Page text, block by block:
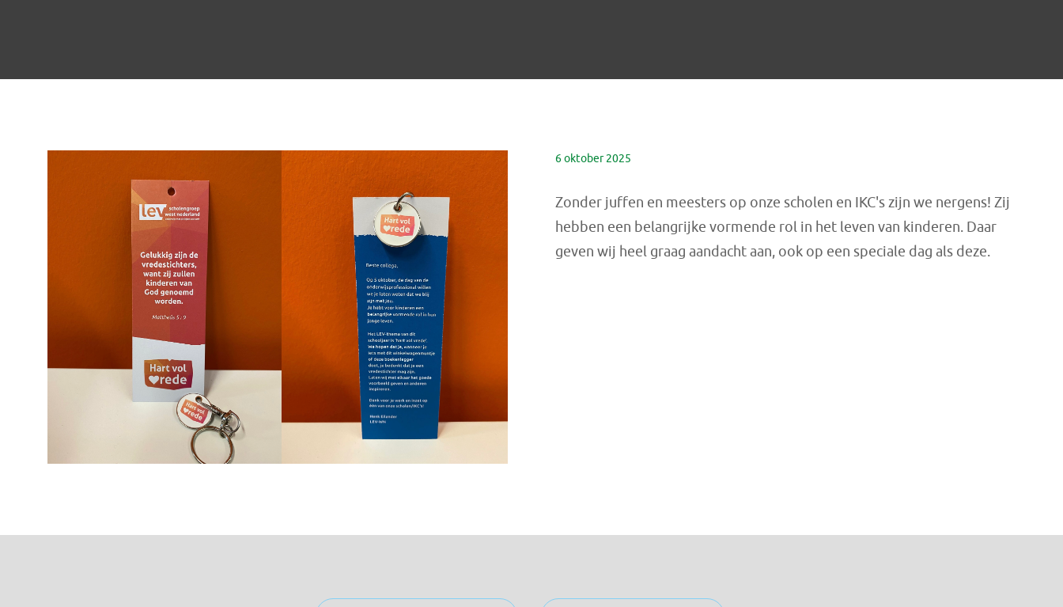
6 oktober 2025
Zonder juffen en meesters op onze scholen en IKC's zijn we nergens! Zij
hebben een belangrijke vormende rol in het leven van kinderen. Daar
geven wij heel graag aandacht aan, ook op een speciale dag als deze.